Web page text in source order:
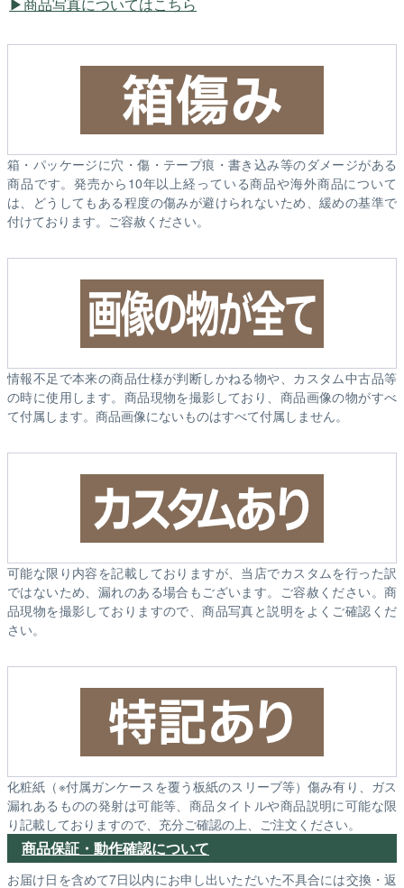
商品写真についてはこちら
箱・パッケージに穴・傷・テープ痕・書き込み等のダメージがある
商品です。発売から10年以上経っている商品や海外商品について
は、どうしてもある程度の傷みが避けられないため、緩めの基準で
付けております。ご容赦ください。
情報不足で本来の商品仕様が判断しかねる物や、カスタム中古品等
の時に使用します。商品現物を撮影しており、商品画像の物がすべ
て付属します。商品画像にないものはすべて付属しません。
可能な限り内容を記載しておりますが、当店でカスタムを行った訳
ではないため、漏れのある場合もございます。ご容赦ください。商
品現物を撮影しておりますので、商品写真と説明をよくご確認くだ
さい。
化粧紙（※付属ガンケースを覆う板紙のスリーブ等）傷み有り、ガス
漏れあるものの発射は可能等、商品タイトルや商品説明に可能な限
り記載しておりますので、充分ご確認の上、ご注文ください。
商品保証・動作確認について
お届け日を含めて7日以内にお申し出いただいた不具合には交換・返